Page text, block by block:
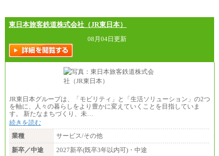
東日本旅客鉄道株式会社（JR東日本）
08月04日更新
JR東日本グループは、「モビリティ」と「生活ソリューション」の2つ
を軸に、人々の暮らしをより豊かに変えていくことを目指していま
す。 新たなまちづくり、未…
続きを読む
業種
サービス/その他
新卒／中途
2027新卒(既卒3年以内可)・中途